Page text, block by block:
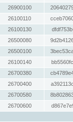
26900100
26100110
26100130
26500080
26500100
26100140
26700380
26700400
26700580
26700600